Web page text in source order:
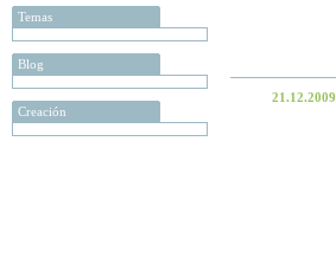
Temas
Blog
Creación
21.12.2009